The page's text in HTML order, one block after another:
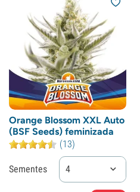
Orange Blossom XXL Auto
(BSF Seeds) feminizada
(13)
Sementes 4